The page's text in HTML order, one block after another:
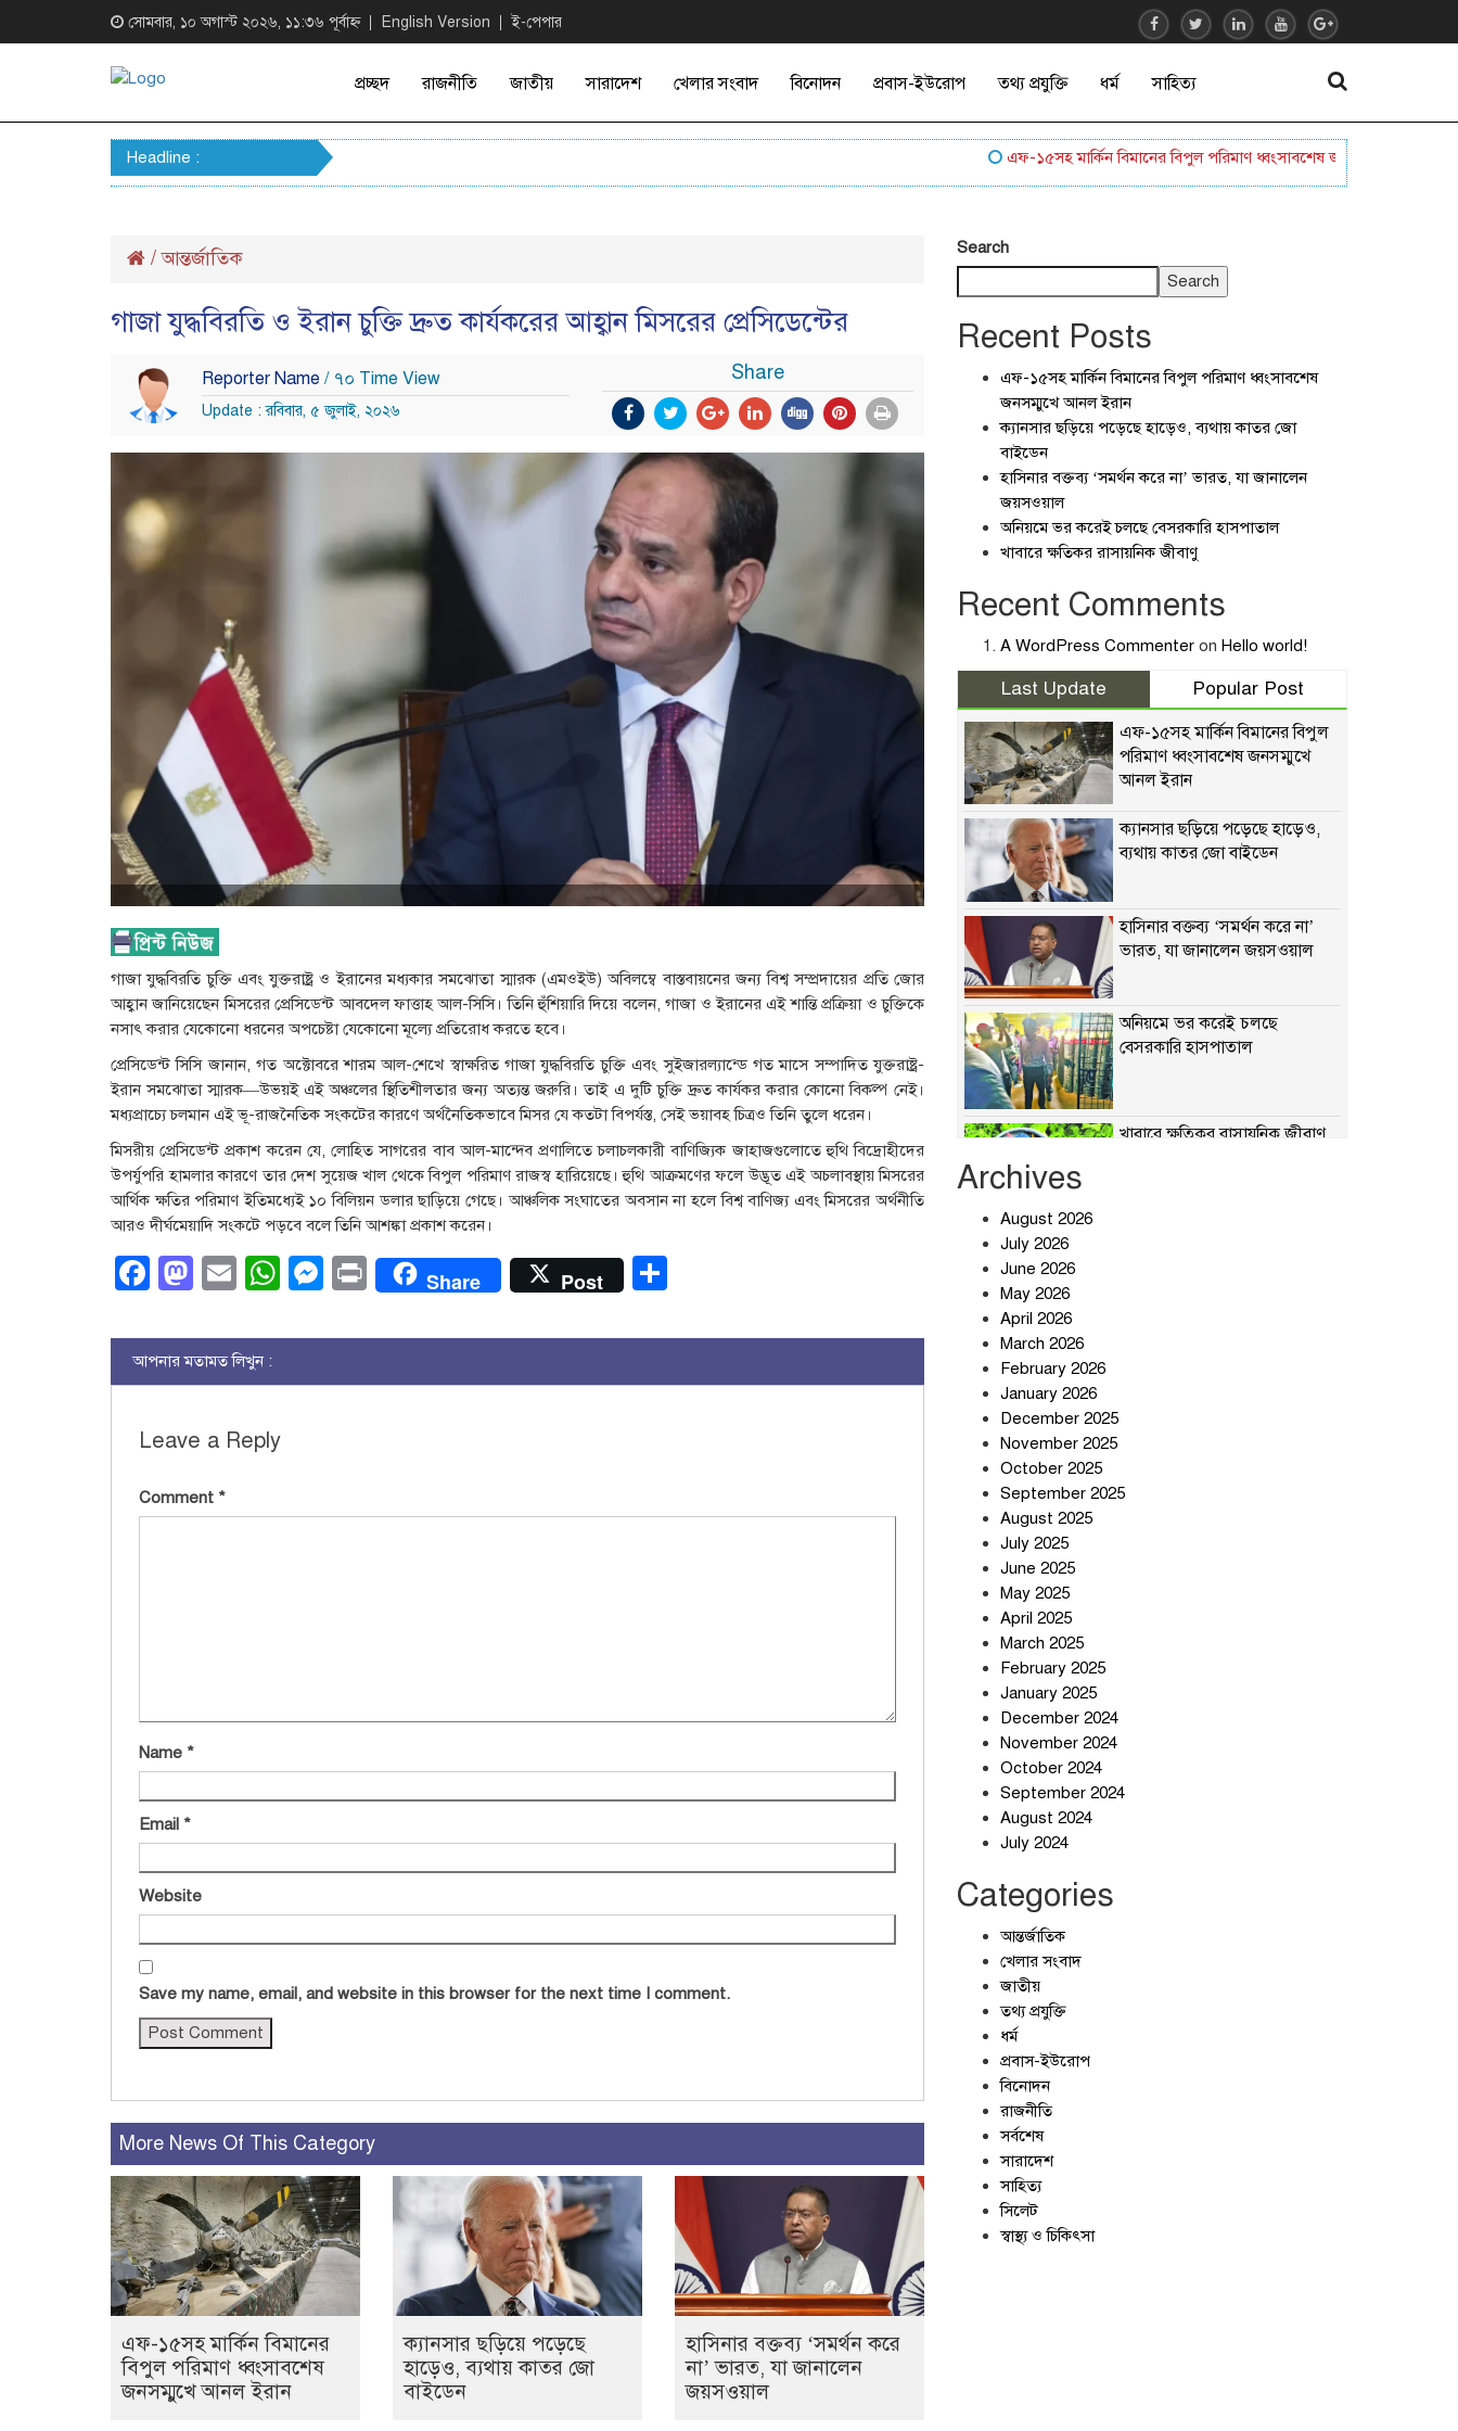
সোমবার, ১০ অগাস্ট ২০২৬, ১১:৩৬ পূর্বাহ্ন English Version ই-পেপার
প্রচ্ছদ রাজনীতি জাতীয় সারাদেশ খেলার সংবাদ বিনোদন প্রবাস-ইউরোপ তথ্য প্রযুক্তি ধর্ম সাহিত্য
Headline : এফ-১৫সহ মার্কিন বিমানের বিপুল পরিমাণ ধ্বংসাবশেষ জনসম্মুখে আনল ইরান
/আন্তর্জাতিক
গাজা যুদ্ধবিরতি ও ইরান চুক্তি দ্রুত কার্যকরের আহ্বান মিসরের প্রেসিডেন্টের
Reporter Name / ৭০ Time View
Update : রবিবার, ৫ জুলাই, ২০২৬
Share
গাজা যুদ্ধবিরতি চুক্তি এবং যুক্তরাষ্ট্র ও ইরানের মধ্যকার সমঝোতা স্মারক (এমওইউ) অবিলম্বে বাস্তবায়নের জন্য বিশ্ব সম্প্রদায়ের প্রতি জোর
আহ্বান জানিয়েছেন মিসরের প্রেসিডেন্ট আবদেল ফাত্তাহ আল-সিসি। তিনি হুঁশিয়ারি দিয়ে বলেন, গাজা ও ইরানের এই শান্তি প্রক্রিয়া ও চুক্তিকে
নসাৎ করার যেকোনো ধরনের অপচেষ্টা যেকোনো মূল্যে প্রতিরোধ করতে হবে।
প্রেসিডেন্ট সিসি জানান, গত অক্টোবরে শারম আল-শেখে স্বাক্ষরিত গাজা যুদ্ধবিরতি চুক্তি এবং সুইজারল্যান্ডে গত মাসে সম্পাদিত যুক্তরাষ্ট্র-
ইরান সমঝোতা স্মারক—উভয়ই এই অঞ্চলের স্থিতিশীলতার জন্য অত্যন্ত জরুরি। তাই এ দুটি চুক্তি দ্রুত কার্যকর করার কোনো বিকল্প নেই।
মধ্যপ্রাচ্যে চলমান এই ভূ-রাজনৈতিক সংকটের কারণে অর্থনৈতিকভাবে মিসর যে কতটা বিপর্যস্ত, সেই ভয়াবহ চিত্রও তিনি তুলে ধরেন।
মিসরীয় প্রেসিডেন্ট প্রকাশ করেন যে, লোহিত সাগরের বাব আল-মান্দেব প্রণালিতে চলাচলকারী বাণিজ্যিক জাহাজগুলোতে হুথি বিদ্রোহীদের
উপর্যুপরি হামলার কারণে তার দেশ সুয়েজ খাল থেকে বিপুল পরিমাণ রাজস্ব হারিয়েছে। হুথি আক্রমণের ফলে উদ্ভূত এই অচলাবস্থায় মিসরের
আর্থিক ক্ষতির পরিমাণ ইতিমধ্যেই ১০ বিলিয়ন ডলার ছাড়িয়ে গেছে। আঞ্চলিক সংঘাতের অবসান না হলে বিশ্ব বাণিজ্য এবং মিসরের অর্থনীতি
আরও দীর্ঘমেয়াদি সংকটে পড়বে বলে তিনি আশঙ্কা প্রকাশ করেন।
Facebook
Mastodon
EmailWhatsApp
Messenger
PrintShare Post
আপনার মতামত লিখুন :
Leave a Reply
Comment *
Name *
Email *
Website
Save my name, email, and website in this browser for the next time I comment.
More News Of This Category
এফ-১৫সহ মার্কিন বিমানের
বিপুল পরিমাণ ধ্বংসাবশেষ
জনসম্মুখে আনল ইরান
ক্যানসার ছড়িয়ে পড়েছে
হাড়েও, ব্যথায় কাতর জো
বাইডেন
হাসিনার বক্তব্য ‘সমর্থন করে
না’ ভারত, যা জানালেন
জয়সওয়াল
Search
Search
Recent Posts
এফ-১৫সহ মার্কিন বিমানের বিপুল পরিমাণ ধ্বংসাবশেষ
জনসম্মুখে আনল ইরান
ক্যানসার ছড়িয়ে পড়েছে হাড়েও, ব্যথায় কাতর জো
বাইডেন
হাসিনার বক্তব্য ‘সমর্থন করে না’ ভারত, যা জানালেন
জয়সওয়াল
অনিয়মে ভর করেই চলছে বেসরকারি হাসপাতাল
খাবারে ক্ষতিকর রাসায়নিক জীবাণু
Recent Comments
A WordPress Commenter on Hello world!
Last Update Popular Post
এফ-১৫সহ মার্কিন বিমানের বিপুল
পরিমাণ ধ্বংসাবশেষ জনসম্মুখে
আনল ইরান
ক্যানসার ছড়িয়ে পড়েছে হাড়েও,
ব্যথায় কাতর জো বাইডেন
হাসিনার বক্তব্য ‘সমর্থন করে না’
ভারত, যা জানালেন জয়সওয়াল
অনিয়মে ভর করেই চলছে
বেসরকারি হাসপাতাল
খাবারে ক্ষতিকর রাসায়নিক জীবাণু
Archives
August 2026
July 2026
June 2026
May 2026
April 2026
March 2026
February 2026
January 2026
December 2025
November 2025
October 2025
September 2025
August 2025
July 2025
June 2025
May 2025
April 2025
March 2025
February 2025
January 2025
December 2024
November 2024
October 2024
September 2024
August 2024
July 2024
Categories
আন্তর্জাতিক
খেলার সংবাদ
জাতীয়
তথ্য প্রযুক্তি
ধর্ম
প্রবাস-ইউরোপ
বিনোদন
রাজনীতি
সর্বশেষ
সারাদেশ
সাহিত্য
সিলেট
স্বাস্থ্য ও চিকিৎসা